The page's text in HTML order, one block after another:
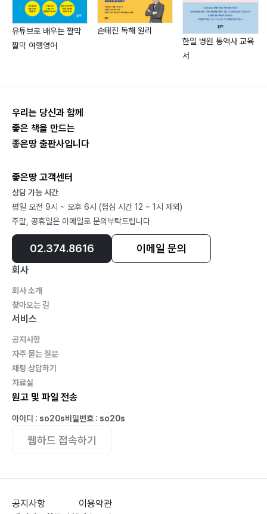
?be 동사의 부정의문형은? 166
?be 동사 근원 167
?동사의 원초적 성질 169
?영어 발음, 영어를 어떤 순으로 말해야 하는지? 177
?영어로 뭘 어떻게 말해야 될지 모를 때 178
?영문법이 필요할까? 179
?‘a’, ‘the’, ‘that’ 182
?현재완료형 185
?영어 문장의 시제와 태가 뭐야? 192
?아기들 키울 때 쓰는 언어를 차례로 열거해 보기 194
?영어 1~5형식 문장 197
?영어는 위치 중심 언어 214
?6개의 의문사 218
?내가 생각하는 중요한 영단어 223
?한 문장 안에 DO가 2개 있어요 224
?영어는 두 단어만 말하면 된다 225
?영어는 이런 느낌이 납니다 227
?영어는 육체와 영혼의 언어 229
?나는 물을 마시고 싶어 232
?한글 영작하기 242
을까요? 244
?영어가 어떻게 생겼습니까? 245
유튜브로 배우는 짤막
짤막 여행영어
손태진 독해 원리
한일 병원 통역사 교육
서
우리는 당신과 함께
좋은 책을 만드는
좋은땅 출판사입니다
좋은땅 고객센터
상담 가능 시간
평일 오전 9시 ~ 오후 6시 (점심 시간 12 ~ 1시 제외)
주말, 공휴일은 이메일로 문의부탁드립니다
02.374.8616 이메일 문의
회사
회사 소개
찾아오는 길
서비스
공지사항
자주 묻는 질문
채팅 상담하기
자료실
원고 및 파일 전송
아이디 : so20s비밀번호 : so20s
웹하드 접속하기
공지사항
이용약관